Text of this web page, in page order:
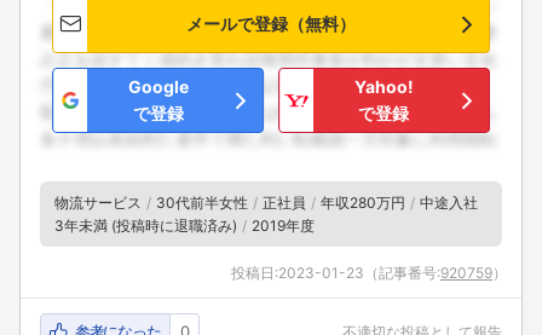
メールで登録（無料）
Google
で登録
Yahoo!
で登録
物流サービス 30代前半女性 正社員 年収280万円
中途入社
3年未満 (投稿時に退職済み)
2019年度
投稿日:2023-01-23 （記事番号:920759）
参考になった 0